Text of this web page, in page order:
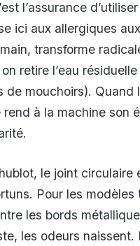
l’assurance
ici aux allergiques
transforme
retire l’eau
de mouchoirs).
à la machine son
le joint
Pour les
les bords
les odeurs